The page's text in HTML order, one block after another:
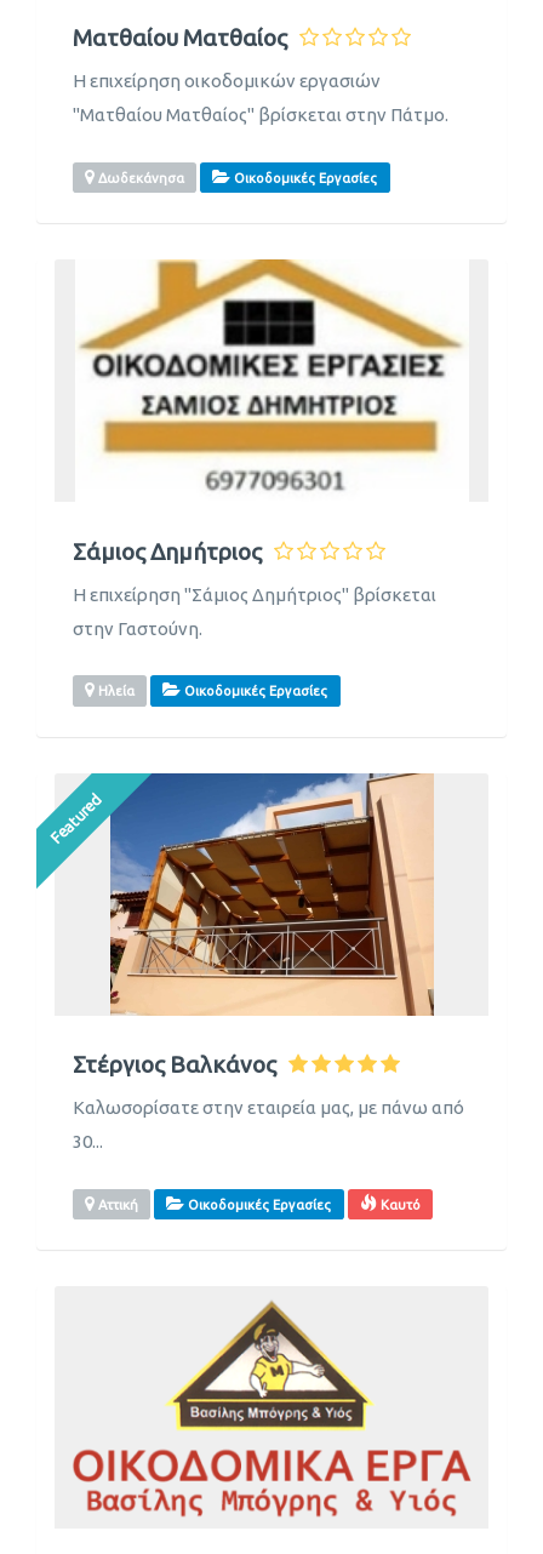
Ματθαίου Ματθαίος
Η επιχείρηση οικοδομικών εργασιών
"Ματθαίου Ματθαίος" βρίσκεται στην Πάτμο.
Δωδεκάνησα Οικοδομικές Εργασίες
Σάμιος Δημήτριος
Η επιχείρηση "Σάμιος Δημήτριος" βρίσκεται
στην Γαστούνη.
Ηλεία Οικοδομικές Εργασίες
Featured
Στέργιος Βαλκάνος
Καλωσορίσατε στην εταιρεία μας, με πάνω από
30...
Αττική Οικοδομικές Εργασίες Καυτό